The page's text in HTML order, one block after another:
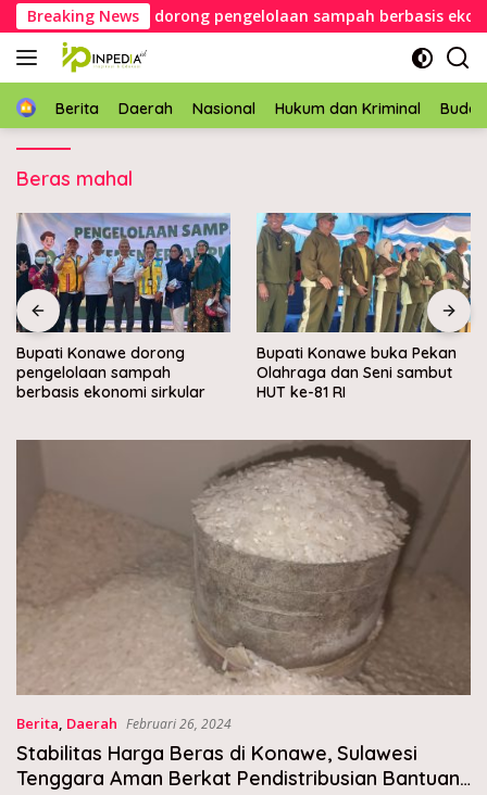
Langsung
ke
konten
Breaking News
Bupati Konawe dorong pengelolaan sampah berbasis
HomeBerita Daerah Nasional Hukum dan Kriminal
Beras mahal
Bupati Konawe dorong
pengelolaan sampah
berbasis ekonomi sirkular
Bupati Konawe buka Pekan
Olahraga dan Seni sambut
HUT ke-81 RI
Berita, Daerah Februari 26, 2024
Stabilitas Harga Beras di Konawe, Sulawesi
Tenggara Aman Berkat Pendistribusian Bantuan